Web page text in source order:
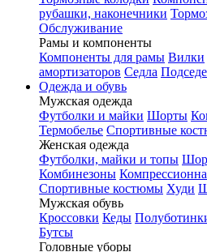
рубашки, наконечники
Обслуживание
Рамы и компоненты
Компоненты для рамы Вилки
амортизаторов Седла
Одежда и обувь
Мужская одежда
Футболки и майки Шорты
Термобелье Спортивные
Женская одежда
Футболки, майки и топы
Комбинезоны
Спортивные костюмы Худи
Мужская обувь
Кроссовки Кеды
Бутсы
Головные уборы